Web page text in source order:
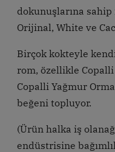
dokunuşlarına
Orijinal, White ve
Birçok kokteyle
rom, özellikle
Copalli Yağmur
beğeni topluyor.
(Ürün halka iş
endüstrisine